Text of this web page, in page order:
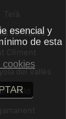
Teià
del Vallès
Climent
del Vallès
esencial y
de esta